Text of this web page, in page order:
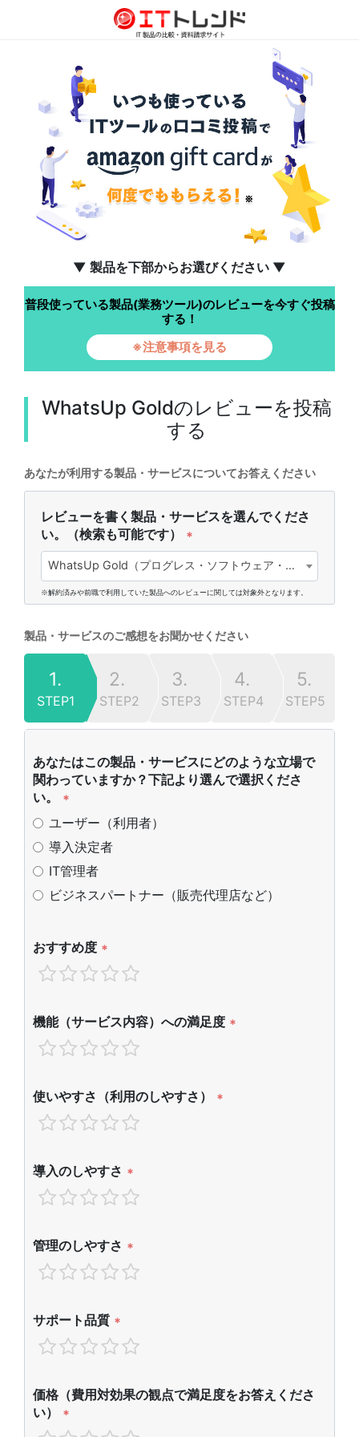
▼ 製品を下部からお選びください ▼
普段使っている製品(業務ツール)のレビューを今すぐ投稿
する！
※注意事項を見る
WhatsUp Goldのレビューを投稿
する
あなたが利用する製品・サービスについてお答えください
レビューを書く製品・サービスを選んでくださ
い。（検索も可能です）
*
WhatsUp Gold（プログレス・ソフトウェア・ジャパン株式会社)
※解約済みや前職で利用していた製品へのレビューに関しては対象外となります。
製品・サービスのご感想をお聞かせください
1.
STEP1
2.
STEP2
3.
STEP3
4.
STEP4
5.
STEP5
あなたはこの製品・サービスにどのような立場で
関わっていますか？下記より選んで選択くださ
い。
*
ユーザー（利用者）
導入決定者
IT管理者
ビジネスパートナー（販売代理店など）
おすすめ度 *
機能（サービス内容）への満足度 *
使いやすさ（利用のしやすさ） *
導入のしやすさ *
管理のしやすさ *
サポート品質 *
価格（費用対効果の観点で満足度をお答えくださ
い）
*